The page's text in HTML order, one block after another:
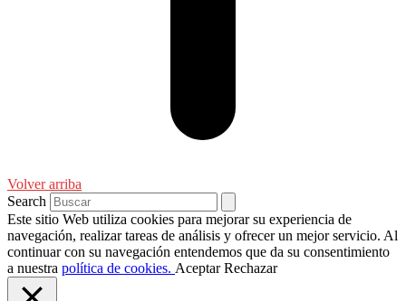
Volver arriba
Search
Este sitio Web utiliza cookies para mejorar su experiencia de
navegación, realizar tareas de análisis y ofrecer un mejor servicio. Al
continuar con su navegación entendemos que da su consentimiento
a nuestra política de cookies. Aceptar Rechazar